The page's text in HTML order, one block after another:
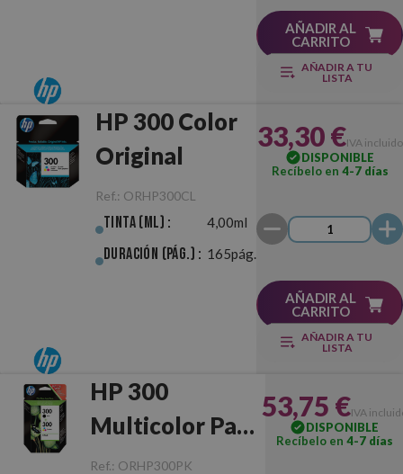
AÑADIR AL
CARRITO
AÑADIR A TU
LISTA
HP 300 Color
Original
Ref.: ORHP300CL
Tinta (ml) : 4,00ml
Duración (pág.) : 165pág.
33,30 €IVA incluido
DISPONIBLE
Recíbelo en 4-7 días
AÑADIR AL
CARRITO
AÑADIR A TU
LISTA
HP 300
Multicolor Pack
Negro/Color
Ref.: ORHP300PK
53,75 €IVA
DISPONIBLE
Recíbelo en 4-7 días